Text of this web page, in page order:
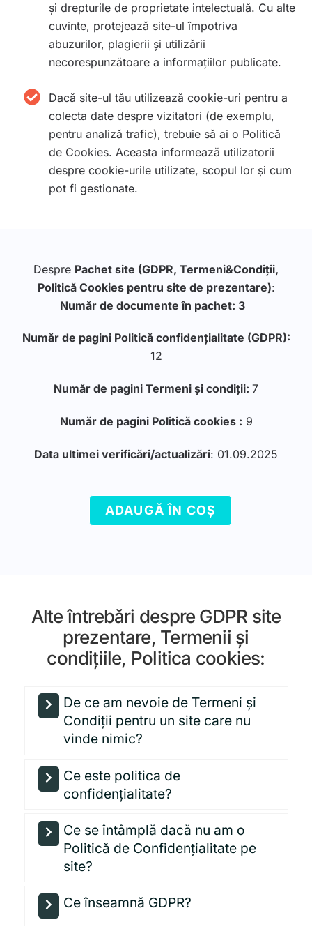
și drepturile de proprietate intelectuală. Cu alte
cuvinte, protejează site-ul împotriva
abuzurilor, plagierii și utilizării
necorespunzătoare a informațiilor publicate.
Dacă site-ul tău utilizează cookie-uri pentru a
colecta date despre vizitatori (de exemplu,
pentru analiză trafic), trebuie să ai o Politică
de Cookies. Aceasta informează utilizatorii
despre cookie-urile utilizate, scopul lor și cum
pot fi gestionate.
Despre Pachet site (GDPR, Termeni&Condiții,
Politică Cookies pentru site de prezentare):
Număr de documente în pachet: 3
Număr de pagini Politică confidențialitate (GDPR):
12
Număr de pagini Termeni și condiții: 7
Număr de pagini Politică cookies : 9
Data ultimei verificări/actualizări: 01.09.2025
ADAUGĂ ÎN COȘ
Alte întrebări despre GDPR site
prezentare, Termenii și
condițiile, Politica cookies:
De ce am nevoie de Termeni și
Condiții pentru un site care nu
vinde nimic?
Ce este politica de
confidențialitate?
Ce se întâmplă dacă nu am o
Politică de Confidențialitate pe
site?
Ce înseamnă GDPR?